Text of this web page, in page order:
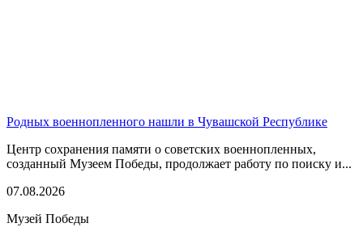
Родных военнопленного нашли в Чувашской Республике
Центр сохранения памяти о советских военнопленных,
созданный Музеем Победы, продолжает работу по поиску и...
07.08.2026
Музей Победы